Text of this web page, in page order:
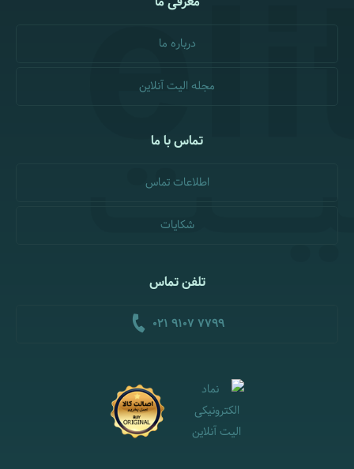
درباره ما
مجله الیت آنلاین
تماس با ما
اطلاعات تماس
شکایات
تلفن تماس
021 9107 7799